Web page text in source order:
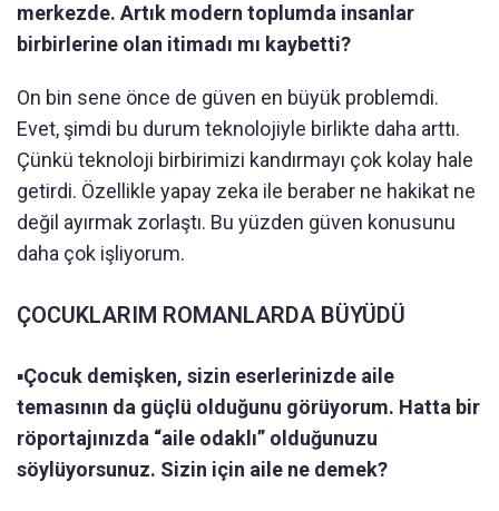
merkezde. Artık modern toplumda insanlar
birbirlerine olan itimadı mı kaybetti?
On bin sene önce de güven en büyük problemdi.
Evet, şimdi bu durum teknolojiyle birlikte daha arttı.
Çünkü teknoloji birbirimizi kandırmayı çok kolay hale
getirdi. Özellikle yapay zeka ile beraber ne hakikat ne
değil ayırmak zorlaştı. Bu yüzden güven konusunu
daha çok işliyorum.
ÇOCUKLARIM ROMANLARDA BÜYÜDÜ
▪️Çocuk demişken, sizin eserlerinizde aile
temasının da güçlü olduğunu görüyorum. Hatta bir
röportajınızda “aile odaklı” olduğunuzu
söylüyorsunuz. Sizin için aile ne demek?